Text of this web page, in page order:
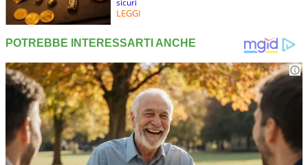
sicuri
LEGGI